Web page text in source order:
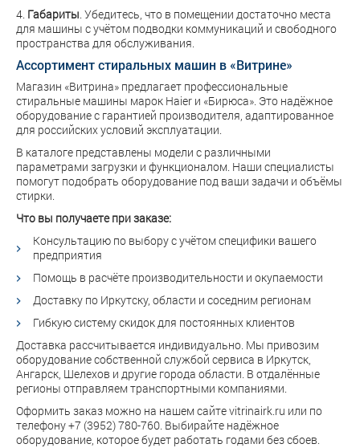
4. Габариты. Убедитесь, что в помещении достаточно места
для машины с учётом подводки коммуникаций и свободного
пространства для обслуживания.
Ассортимент стиральных машин в «Витрине»
Магазин «Витрина» предлагает профессиональные
стиральные машины марок Haier и «Бирюса». Это надёжное
оборудование с гарантией производителя, адаптированное
для российских условий эксплуатации.
В каталоге представлены модели с различными
параметрами загрузки и функционалом. Наши специалисты
помогут подобрать оборудование под ваши задачи и объёмы
стирки.
Что вы получаете при заказе:
Консультацию по выбору с учётом специфики вашего
предприятия
Помощь в расчёте производительности и окупаемости
Доставку по Иркутску, области и соседним регионам
Гибкую систему скидок для постоянных клиентов
Доставка рассчитывается индивидуально. Мы привозим
оборудование собственной службой сервиса в Иркутск,
Ангарск, Шелехов и другие города области. В отдалённые
регионы отправляем транспортными компаниями.
Оформить заказ можно на нашем сайте vitrinairk.ru или по
телефону +7 (3952) 780-760. Выбирайте надёжное
оборудование, которое будет работать годами без сбоев.